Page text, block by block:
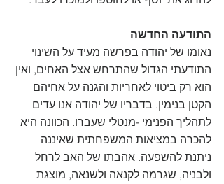
התודעה החדשה
נאומו של יהודה בפרשה מעיד על השינוי
התודעתי הגדול שהתרחש אצל האחים, ואין
הוא רק ביטוי לאחריות והגנה על אחיהם
הקטן בנימין. בדבריו של יהודה אנו עדים
לתהליך הפנימי -מנטלי שעברו. הכוונה היא
להכרה במציאות המשפחתית שאיננה
ניתנת להשפעה. אהבתו של האב לרחל
ולבניה, שגרמה לקנאה ולשנאה, מוצגת